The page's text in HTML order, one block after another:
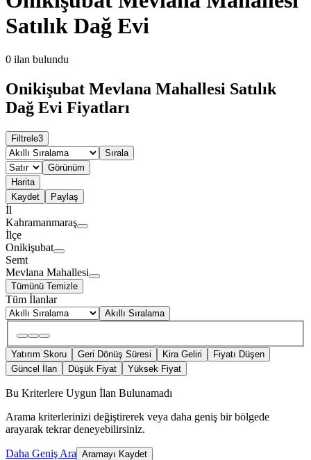
Satılık Dağ Evi
0 ilan bulundu
Onikişubat Mevlana Mahallesi Satılık
Dağ Evi Fiyatları
Filtrele3
Sırala
Görünüm
Harita
Kaydet
Paylaş
İl
Kahramanmaraş
İlçe
Onikişubat
Semt
Mevlana Mahallesi
Tümünü Temizle
Tüm İlanlar
Akıllı Sıralama
Yatırım Skoru Geri Dönüş Süresi Kira Geliri
Fiyatı Düşen
Güncel İlan
Düşük Fiyat Yüksek Fiyat
Bu Kriterlere Uygun İlan Bulunamadı
Arama kriterlerinizi değiştirerek veya daha geniş bir bölgede
arayarak tekrar deneyebilirsiniz.
Daha Geniş Ara Aramayı Kaydet